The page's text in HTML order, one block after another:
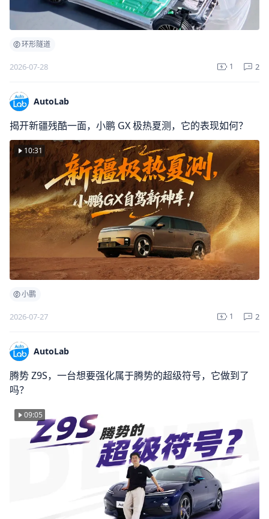
环形隧道
2026-07-28 1 2
AutoLab
揭开新疆残酷一面，小鹏 GX 极热夏测，它的表现如何？
10:31
小鹏
2026-07-27 1 2
AutoLab
腾势 Z9S，一台想要强化属于腾势的超级符号，它做到了
吗？
09:05